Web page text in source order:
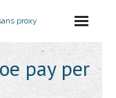
proxy
pay per